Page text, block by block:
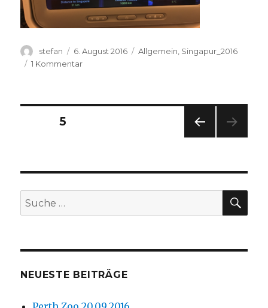
Autor
stefan
Veröffentlicht
am
6. August 2016 Kategorien
Allgemein, Singapur_2016
1 Kommentarzu
Beitragsnavigation
SEIT
E
SEITE5
Suche
nach:
NEUESTE BEITRÄGE